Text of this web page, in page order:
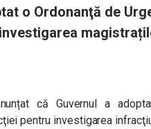
o Ordonanţă de
că Guvernul a
pentru investigarea